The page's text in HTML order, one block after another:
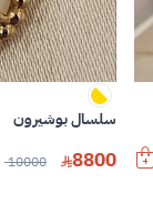
سلسال بوشيرون
8800
10000